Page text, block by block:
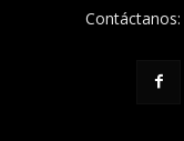
Contáctanos: